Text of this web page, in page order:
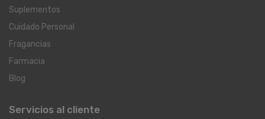
Suplementos
Cuidado Personal
Fragancias
Farmacia
Blog
Servicios al cliente